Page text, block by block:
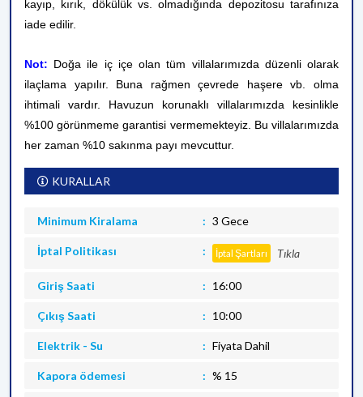
kayıp, kırık, dökülük vs. olmadığında depozitosu tarafınıza
iade edilir.
Not: Doğa ile iç içe olan tüm villalarımızda düzenli olarak
ilaçlama yapılır. Buna rağmen çevrede haşere vb. olma
ihtimali vardır. Havuzun korunaklı villalarımızda kesinlikle
%100 görünmeme garantisi vermemekteyiz. Bu villalarımızda
her zaman %10 sakınma payı mevcuttur.
KURALLAR
Minimum Kiralama 3 Gece
İptal Politikası İptal Şartları Tıkla
Giriş Saati 16:00
Çıkış Saati 10:00
Elektrik - Su Fiyata Dahil
Kapora ödemesi % 15